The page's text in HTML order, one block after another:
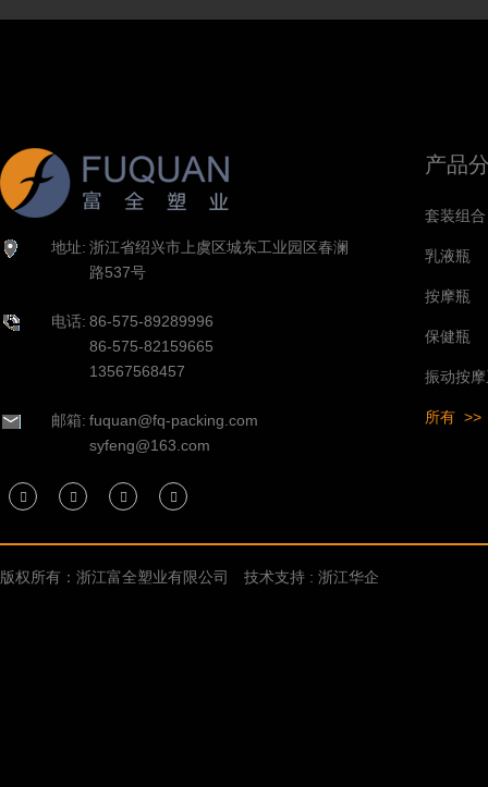
地址: 浙江省绍兴市上虞区城东工业园区春澜
路537号
电话: 86-575-89289996
86-575-82159665
13567568457
邮箱: fuquan@fq-packing.com
syfeng@163.com
产品
套装组合
乳液瓶
按摩瓶
保健瓶
振动按
所有 >>
版权所有：浙江富全塑业有限公司 技术支持 : 浙江华企